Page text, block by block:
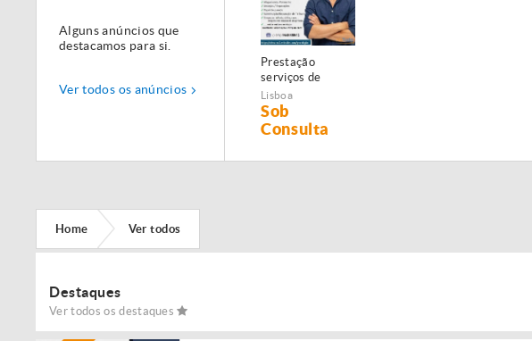
Alguns anúncios que
destacamos para si.
Ver todos os anúncios
Prestação
serviços de
Manutenção,
Restauro e
Remodelação de
imóveis!
Lisboa
Sob
Consulta
Home Ver todos
Destaques
Ver todos os destaques